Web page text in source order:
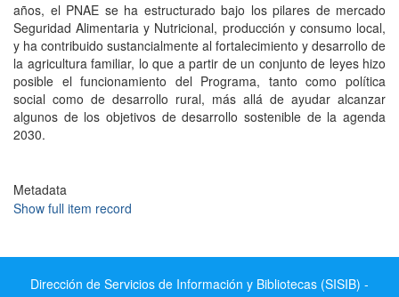
años, el PNAE se ha estructurado bajo los pilares de mercado
Seguridad Alimentaria y Nutricional, producción y consumo local,
y ha contribuido sustancialmente al fortalecimiento y desarrollo de
la agricultura familiar, lo que a partir de un conjunto de leyes hizo
posible el funcionamiento del Programa, tanto como política
social como de desarrollo rural, más allá de ayudar alcanzar
algunos de los objetivos de desarrollo sostenible de la agenda
2030.
Metadata
Show full item record
Dirección de Servicios de Información y Bibliotecas (SISIB) -